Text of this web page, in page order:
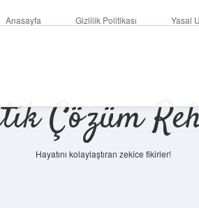
Anasayfa Gizlilik Politikası Yasal
Çözüm
Hayatını kolaylaştıran zekice fikirler!